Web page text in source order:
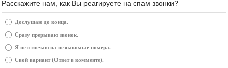
Расскажите нам, как Вы реагируете на спам звонки?
Дослушаю до конца.
Сразу прерываю звонок.
Я не отвечаю на незнакомые номера.
Свой вариант (Ответ в комменте).